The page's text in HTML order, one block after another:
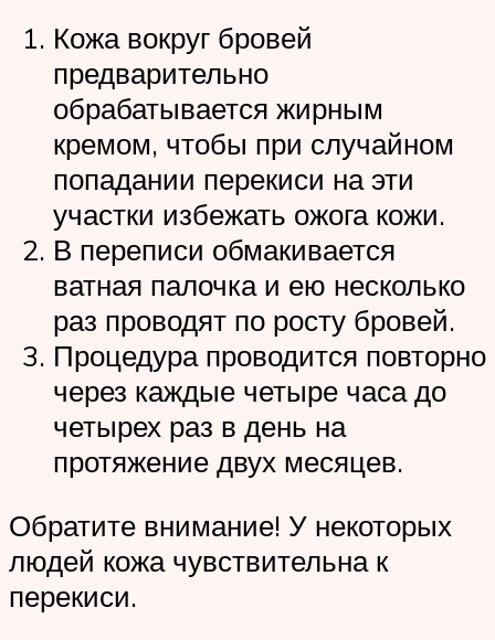
Кожа вокруг бровей
предварительно
обрабатывается жирным
кремом, чтобы при случайном
попадании перекиси на эти
участки избежать ожога кожи.
В переписи обмакивается
ватная палочка и ею несколько
раз проводят по росту бровей.
Процедура проводится повторно
через каждые четыре часа до
четырех раз в день на
протяжение двух месяцев.
Обратите внимание! У некоторых
людей кожа чувствительна к
перекиси.